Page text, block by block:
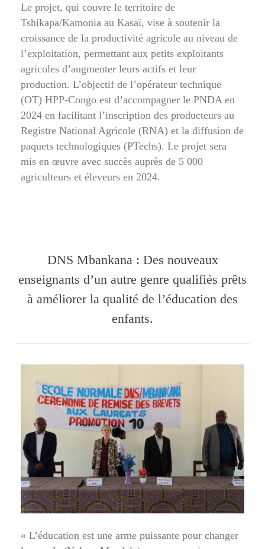
Le projet, qui couvre le territoire de
Tshikapa/Kamonia au Kasaï, vise à soutenir la
croissance de la productivité agricole au niveau de
l’exploitation, permettant aux petits exploitants
agricoles d’augmenter leurs actifs et leur
production. L’objectif de l’opérateur technique
(OT) HPP-Congo est d’accompagner le PNDA en
2024 en facilitant l’inscription des producteurs au
Registre National Agricole (RNA) et la diffusion de
paquets technologiques (PTechs). Le projet sera
mis en œuvre avec succès auprès de 5 000
agriculteurs et éleveurs en 2024.
DNS Mbankana : Des nouveaux
enseignants d’un autre genre qualifiés prêts
à améliorer la qualité de l’éducation des
enfants.
« L’éducation est une arme puissante pour changer